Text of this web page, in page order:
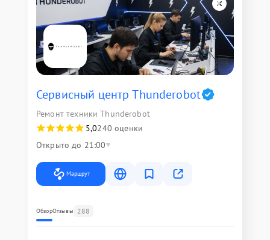
Сервисный центр Thunderobot
Ремонт техники Thunderobot
5,0240 оценки
Открыто до 21:00
Маршрут
ОбзорОтзывы 288